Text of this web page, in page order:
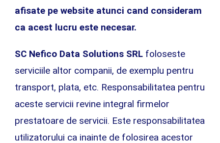
afisate pe website atunci cand consideram
ca acest lucru este necesar.
SC Nefico Data Solutions SRLfoloseste
serviciile altor companii, de exemplu pentru
transport, plata, etc. Responsabilitatea pentru
aceste servicii revine integral firmelor
prestatoare de servicii. Este responsabilitatea
utilizatorului ca inainte de folosirea acestor